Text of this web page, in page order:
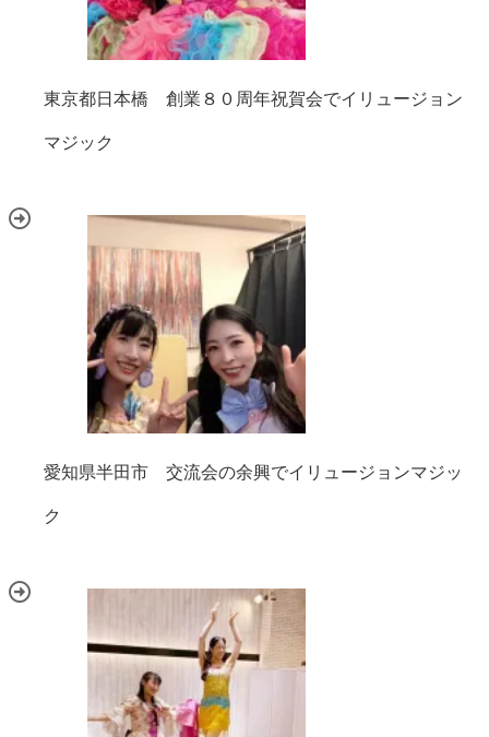
東京都日本橋 創業８０周年祝賀会でイリュージョン
マジック
愛知県半田市 交流会の余興でイリュージョンマジッ
ク